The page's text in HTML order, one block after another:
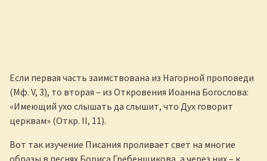
Если первая часть заимствована из Нагорной проповеди
(Мф. V, 3), то вторая – из Откровения Иоанна Богослова:
«Имеющий ухо слышать да слышит, что Дух говорит
церквам» (Откр. II, 11).
Вот так изучение Писания проливает свет на многие
образы в песнях Бориса Гребенщикова, а через них – к